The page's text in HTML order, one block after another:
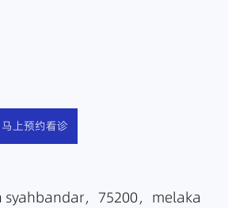
马上预约看诊
，75200，melaka